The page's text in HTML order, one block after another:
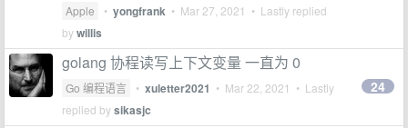
Apple • yongfrank • Mar 27, 2021 • Lastly replied
bywillis
golang 协程读写上下文变量 一直为 0
Go 编程语言 • xuletter2021 • Mar 22, 2021 • Lastly
replied bysikasjc
24